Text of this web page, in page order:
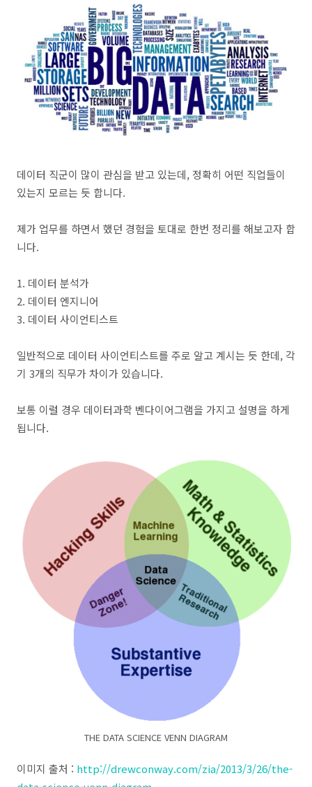
데이터 직군이 많이 관심을 받고 있는데, 정확히 어떤 직업들이
있는지 모르는 듯 합니다.
제가 업무를 하면서 했던 경험을 토대로 한번 정리를 해보고자 합
니다.
1. 데이터 분석가
2. 데이터 엔지니어
3. 데이터 사이언티스트
일반적으로 데이터 사이언티스트를 주로 알고 계시는 듯 한데, 각
기 3개의 직무가 차이가 있습니다.
보통 이럴 경우 데이터과학 벤다이어그램을 가지고 설명을 하게
됩니다.
THE DATA SCIENCE VENN DIAGRAM
이미지 출처 : http://drewconway.com/zia/2013/3/26/the-